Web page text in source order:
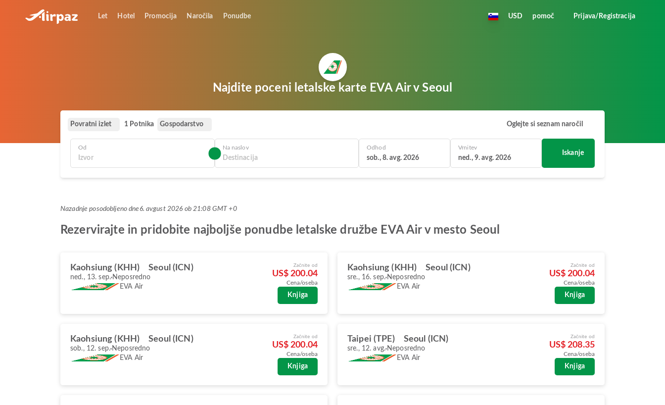
Let Hotel Promocija Naročila Ponudbe USD pomoč Prijava/Registracija
Najdite poceni letalske karte EVA Air v Seoul
Povratni izlet 1 Potnika Gospodarstvo Oglejte si seznam naročil
Od Na naslov Odhod
sob., 8. avg. 2026
Vrnitev
ned., 9. avg. 2026
Iskanje
Nazadnje posodobljeno dne 6. avgust 2026 ob 21:08 GMT +0
Rezervirajte in pridobite najboljše ponudbe letalske družbe EVA Air v mesto Seoul
Kaohsiung (KHH) Seoul (ICN)
ned., 13. sep. Neposredno
EVA Air
Začnite od
US$ 200.04
Cena/oseba
Knjiga
Kaohsiung (KHH) Seoul (ICN)
sre., 16. sep. Neposredno
EVA Air
Začnite od
US$ 200.04
Cena/oseba
Knjiga
Kaohsiung (KHH) Seoul (ICN)
sob., 12. sep. Neposredno
EVA Air
Začnite od
US$ 200.04
Cena/oseba
Knjiga
Taipei (TPE) Seoul (ICN)
sre., 12. avg. Neposredno
EVA Air
Začnite od
US$ 208.35
Cena/oseba
Knjiga